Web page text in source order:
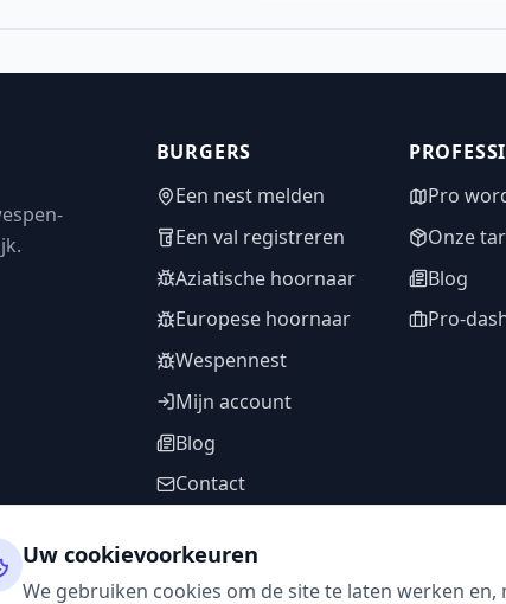
BURGERS
Een nest melden
Een val registreren
Aziatische hoornaar
Europese hoornaar
Wespennest
Mijn account
Blog
Contact
Pro
Onze
Blog
Pro-
Uw cookievoorkeuren
We gebruiken cookies om de site te laten werken